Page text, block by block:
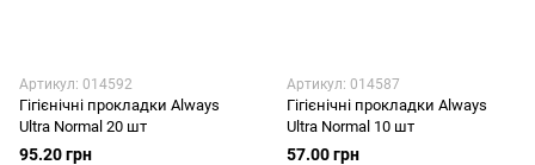
Артикул: 014592
Гігієнічні прокладки Always
Ultra Normal 20 шт
95.20 грн
Артикул: 014587
Гігієнічні прокладки Always
Ultra Normal 10 шт
57.00 грн